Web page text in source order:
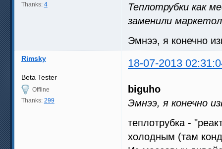
Thanks: 4
Теплотрубки как
заменили
Эмнээ, я конечно
Rimsky 18-07-2013
Beta Tester
Offline
Thanks: 299
biguho
Эмнээ, я конечно
теплотрубка -
холодным (там